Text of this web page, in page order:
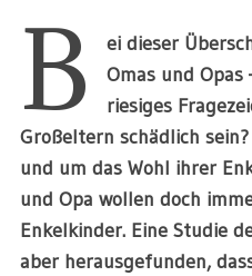
B ei dieser
Omas und Opas
riesiges
Großeltern schädlich
und um das Wohl ihrer
und Opa wollen doch
Enkelkinder. Eine Studie
aber herausgefunden,